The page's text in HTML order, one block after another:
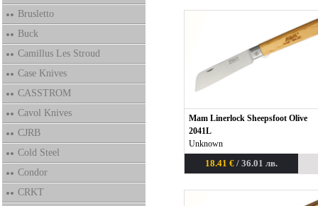
Brusletto
Buck
Camillus Les Stroud
Case Knives
CASSTROM
Cavol Knives
CJRB
Cold Steel
Condor
CRKT
Mam Linerlock Sheepsfoot Olive
2041L
Unknown
18.41 € / 36.01 лв.